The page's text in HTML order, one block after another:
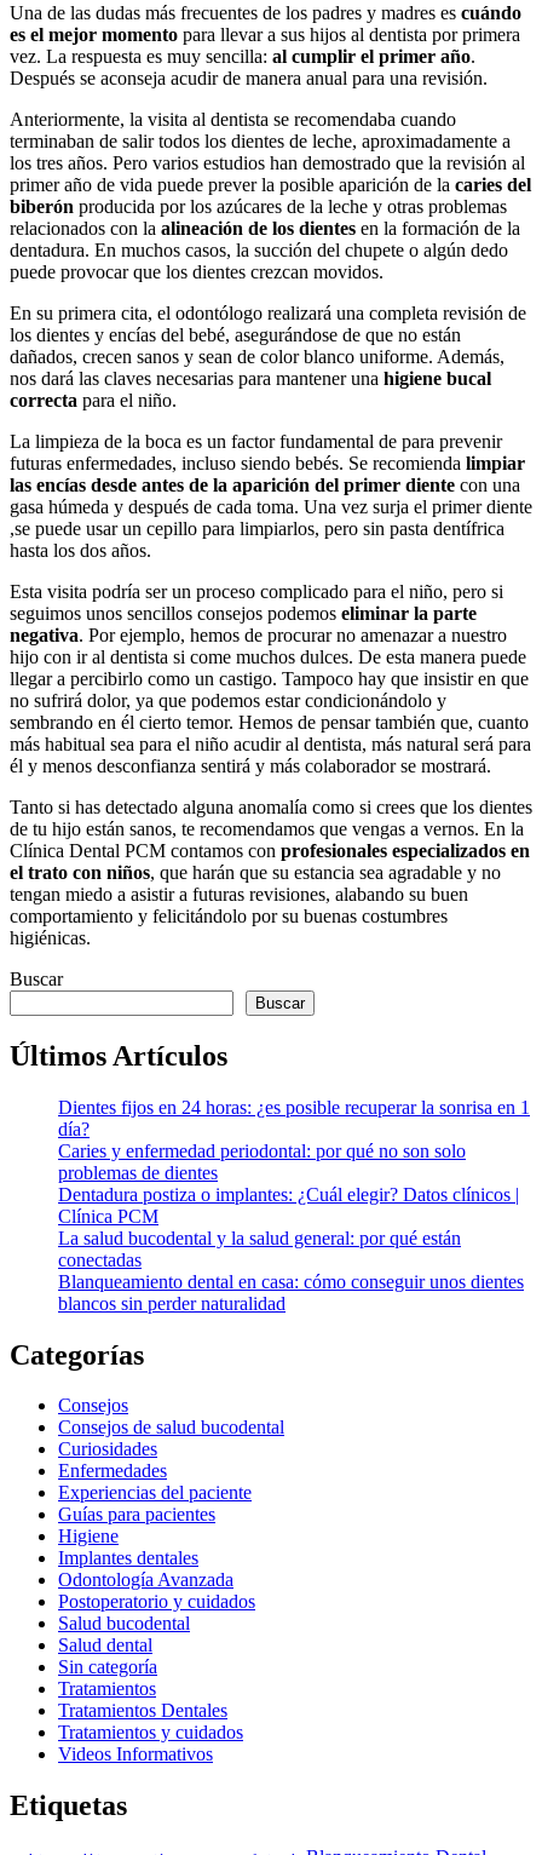
Una de las dudas más frecuentes de los padres y madres es cuándo
es el mejor momento para llevar a sus hijos al dentista por primera
vez. La respuesta es muy sencilla: al cumplir el primer año.
Después se aconseja acudir de manera anual para una revisión.
Anteriormente, la visita al dentista se recomendaba cuando
terminaban de salir todos los dientes de leche, aproximadamente a
los tres años. Pero varios estudios han demostrado que la revisión al
primer año de vida puede prever la posible aparición de la caries del
biberón producida por los azúcares de la leche y otras problemas
relacionados con la alineación de los dientes en la formación de la
dentadura. En muchos casos, la succión del chupete o algún dedo
puede provocar que los dientes crezcan movidos.
En su primera cita, el odontólogo realizará una completa revisión de
los dientes y encías del bebé, asegurándose de que no están
dañados, crecen sanos y sean de color blanco uniforme. Además,
nos dará las claves necesarias para mantener una higiene bucal
correcta para el niño.
La limpieza de la boca es un factor fundamental de para prevenir
futuras enfermedades, incluso siendo bebés. Se recomienda limpiar
las encías desde antes de la aparición del primer diente con una
gasa húmeda y después de cada toma. Una vez surja el primer diente
,se puede usar un cepillo para limpiarlos, pero sin pasta dentífrica
hasta los dos años.
Esta visita podría ser un proceso complicado para el niño, pero si
seguimos unos sencillos consejos podemos eliminar la parte
negativa. Por ejemplo, hemos de procurar no amenazar a nuestro
hijo con ir al dentista si come muchos dulces. De esta manera puede
llegar a percibirlo como un castigo. Tampoco hay que insistir en que
no sufrirá dolor, ya que podemos estar condicionándolo y
sembrando en él cierto temor. Hemos de pensar también que, cuanto
más habitual sea para el niño acudir al dentista, más natural será para
él y menos desconfianza sentirá y más colaborador se mostrará.
Tanto si has detectado alguna anomalía como si crees que los dientes
de tu hijo están sanos, te recomendamos que vengas a vernos. En la
Clínica Dental PCM contamos con profesionales especializados en
el trato con niños, que harán que su estancia sea agradable y no
tengan miedo a asistir a futuras revisiones, alabando su buen
comportamiento y felicitándolo por su buenas costumbres
higiénicas.
Buscar
Buscar
Últimos Artículos
Dientes fijos en 24 horas: ¿es posible recuperar la sonrisa en 1
día?
Caries y enfermedad periodontal: por qué no son solo
problemas de dientes
Dentadura postiza o implantes: ¿Cuál elegir? Datos clínicos |
Clínica PCM
La salud bucodental y la salud general: por qué están
conectadas
Blanqueamiento dental en casa: cómo conseguir unos dientes
blancos sin perder naturalidad
Categorías
Consejos
Consejos de salud bucodental
Curiosidades
Enfermedades
Experiencias del paciente
Guías para pacientes
Higiene
Implantes dentales
Odontología Avanzada
Postoperatorio y cuidados
Salud bucodental
Salud dental
Sin categoría
Tratamientos
Tratamientos Dentales
Tratamientos y cuidados
Videos Informativos
Etiquetas